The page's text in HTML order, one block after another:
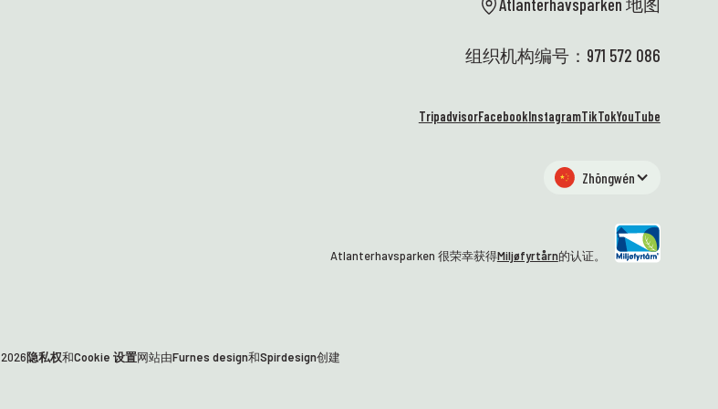
Atlanterhavsparken 地图
组织机构编号：971 572 086
TripadvisorFacebookInstagramTikTokYouTube
Zhōngwén
Atlanterhavsparken 很荣幸获得Miljøfyrtårn的认证。
2026隐私权和Cookie 设置网站由Furnes design和Spirdesign创建